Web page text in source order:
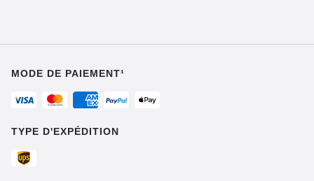
MODE DE PAIEMENT¹
TYPE D'EXPÉDITION